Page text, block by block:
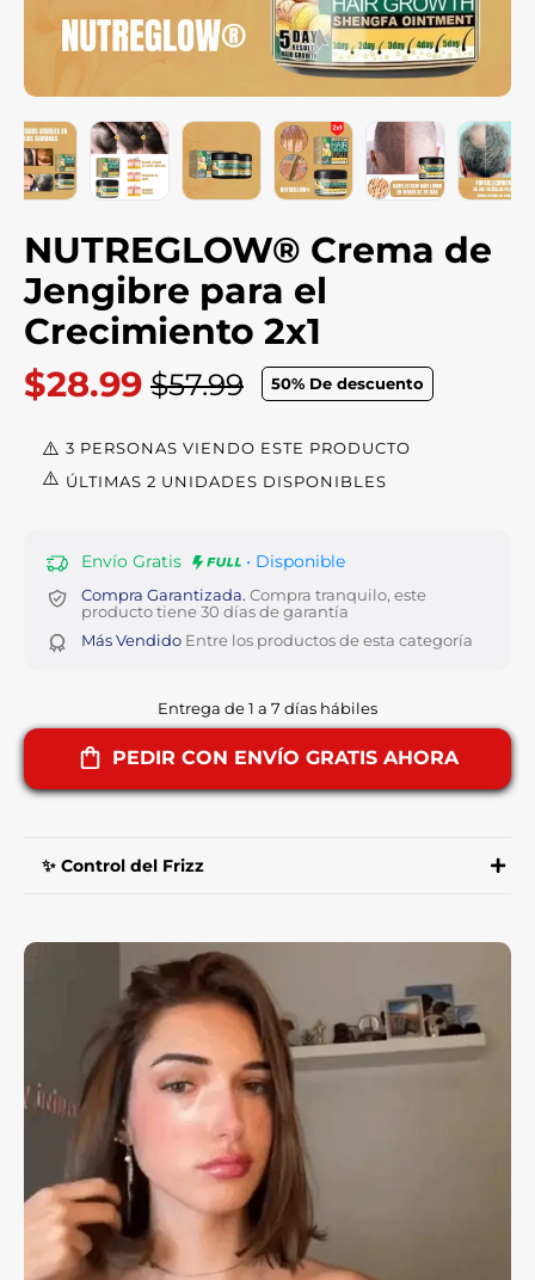
NUTREGLOW® Crema de
Jengibre para el
Crecimiento 2x1
$28.99 $57.99
Precio
habitual
50% De descuento
3 PERSONAS VIENDO ESTE PRODUCTO
ÚLTIMAS 2 UNIDADES DISPONIBLES
Envío Gratis • Disponible
Compra Garantizada. Compra tranquilo, este
producto tiene 30 días de garantía
Más Vendido Entre los productos de esta categoría
Entrega de 1 a 7 días hábiles
PEDIR CON ENVÍO GRATIS AHORA
✨ Control del Frizz
y la sequedad gracias a su fórmula avanzada con
aceite de jojoba y otros ingredientes naturales.
-El aceite de jojoba actúa como un hidratante
profundo que penetra en la cutícula del cabello,
sellando la humedad y suavizando la textura
áspera. Esto no solo reduce el frizz visible, sino
que también previene la sequedad excesiva
que puede hacer que el cabello se vea opaco y
áspero.